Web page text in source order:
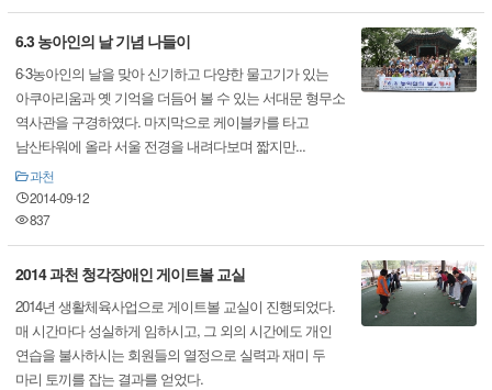
6.3 농아인의 날 기념 나들이
6·3농아인의 날을 맞아 신기하고 다양한 물고기가 있는
아쿠아리움과 옛 기억을 더듬어 볼 수 있는 서대문 형무소
역사관을 구경하였다. 마지막으로 케이블카를 타고
남산타워에 올라 서울 전경을 내려다보며 짧지만...
과천
2014-09-12
837
2014 과천 청각장애인 게이트볼 교실
2014년 생활체육사업으로 게이트볼 교실이 진행되었다.
매 시간마다 성실하게 임하시고, 그 외의 시간에도 개인
연습을 불사하시는 회원들의 열정으로 실력과 재미 두
마리 토끼를 잡는 결과를 얻었다.